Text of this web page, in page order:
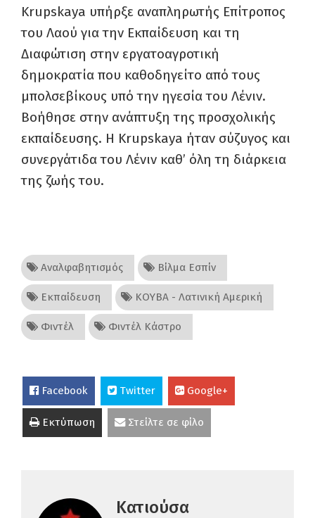
Krupskaya υπήρξε αναπληρωτής Επίτροπος
του Λαού για την Εκπαίδευση και τη
Διαφώτιση στην εργατοαγροτική
δημοκρατία που καθοδηγείτο από τους
μπολσεβίκους υπό την ηγεσία του Λένιν.
Βοήθησε στην ανάπτυξη της προσχολικής
εκπαίδευσης. Η Krupskaya ήταν σύζυγος και
συνεργάτιδα του Λένιν καθ’ όλη τη διάρκεια
της ζωής του.
Αναλφαβητισμός Βίλμα Εσπίν
Εκπαίδευση ΚΟΥΒΑ - Λατινική Αμερική
Φιντέλ Φιντέλ Κάστρο
Facebook Twitter Google+
Εκτύπωση Στείλτε σε φίλο
Κατιούσα